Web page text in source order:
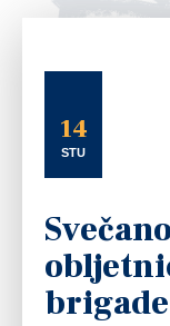
14
STU